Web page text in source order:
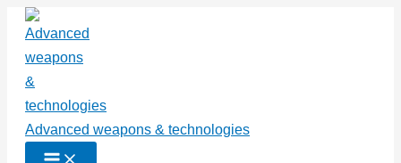
Перейти
содержимому
Advanced weapons & technologies